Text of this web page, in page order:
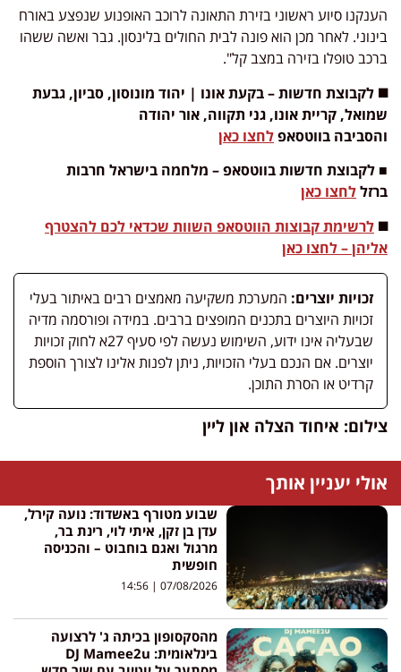
הענקנו סיוע ראשוני בזירת התאונה לרוכב האופנוע שנפצע באורח
בינוני. לאחר מכן הוא פונה לבית החולים בלינסון. גבר ואשה ששהו
ברכב טופלו בזירה במצב קל".
◼️ לקבוצת חדשות– בקעת אונו | יהוד מונוסון, סביון, גבעת
שמואל, קריית אונו, גני תקווה, אור יהודה
והסביבה בווטסאפלחצו כאן
■ לקבוצת חדשות בווטסאפ – מלחמה בישראל חרבות
ברזללחצו כאן
◼️ לרשימת קבוצות הווטסאפ השוות שכדאי לכם להצטרף
אליהן – לחצו כאן
זכויות יוצרים: המערכת משקיעה מאמצים רבים באיתור בעלי
זכויות היוצרים בתכנים המופצים ברבים. במידה ופורסמה מדיה
שבעליה אינו ידוע, השימוש נעשה לפי סעיף 27א לחוק זכויות
יוצרים. אם הנכם בעלי הזכויות, ניתן לפנות אלינו לצורך הוספת
קרדיט או הסרת התוכן.
צילום: איחוד הצלה און ליין
אולי יעניין אותך
שבוע מטורף באשדוד: נועה קירל,
עדן בן זקן, איתי לוי, רינת בר,
מרגול ואגם בוחבוט – והכניסה
חופשית
07/08/2026
מהסקסופון בכיתה ג' לרצועה
בינלאומית: DJ Mamee2u